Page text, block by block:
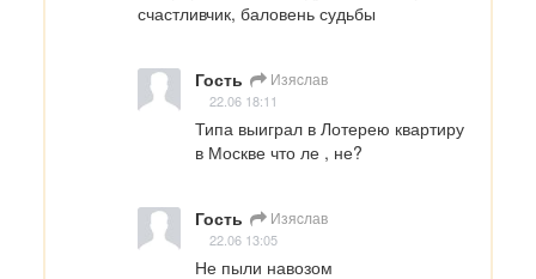
счастливчик, баловень судьбы
Гость Изяcлав
22.06 18:11
Типа выиграл в Лотерею квартиру
в Москве что ле , не?
Гость Изяcлав
22.06 13:05
Не пыли навозом